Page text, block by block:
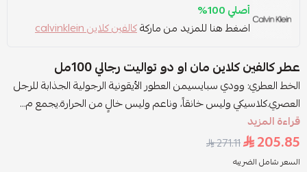
أصلي 100%
اضغط هنا للمزيد من ماركةكالفين كلاين calvinklein
عطر كالفين كلاين مان او دو تواليت رجالي 100مل
الخط العطري: وودي سبايسيمن العطور الأيقونية الرجولية الجذابة للرجل
العصري.كلاسيكي وليس خانقاً، وناعم وليس خالٍ من الحرارة.يجمع م...
قراءة المزيد
205.85
271.11
السعر شامل الضريبه